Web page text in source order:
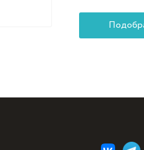
Подобр